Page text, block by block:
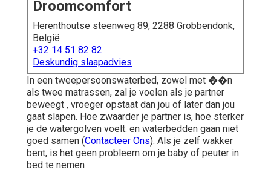
Droomcomfort
Herenthoutse steenweg 89, 2288 Grobbendonk,
België
+32 14 51 82 82
Deskundig slaapadvies
In een tweepersoonswaterbed, zowel met ��n
als twee matrassen, zal je voelen als je partner
beweegt , vroeger opstaat dan jou of later dan jou
gaat slapen. Hoe zwaarder je partner is, hoe sterker
je de watergolven voelt. en waterbedden gaan niet
goed samen (Contacteer Ons). Als je zelf wakker
bent, is het geen probleem om je baby of peuter in
bed te nemen